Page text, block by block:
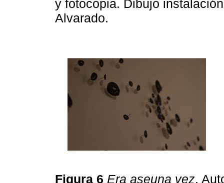
y fotocopia. Dibujo
Alvarado.
Figura 6 Era aseuna vez.